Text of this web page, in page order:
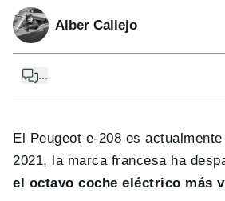
Alber Callejo
...
El Peugeot e-208 es
2021, la marca francesa ha
el octavo coche eléctrico más